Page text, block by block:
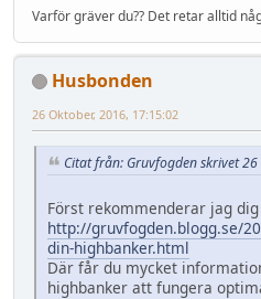
Varför gräver du?? Det retar alltid
Husbonden
26 Oktober, 2016, 17:15:02
Citat från: Gruvfogden skrivet
Först rekommenderar jag
http://gruvfogden.blogg.se/
din-highbanker.html
Där får du mycket
highbanker att fungera